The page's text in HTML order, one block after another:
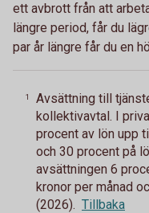
ett avbrott från att
längre period, får du
par år längre får du en
1
Avsättning till
kollektivavtal. I
procent av lön upp
och 30 procent på
avsättningen 6
kronor per månad
(2026). Tillbaka